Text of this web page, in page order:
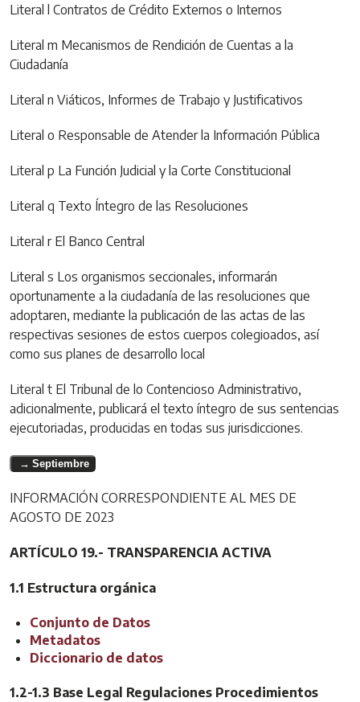
Literal l Contratos de Crédito Externos o Internos
Literal m Mecanismos de Rendición de Cuentas a la
Ciudadanía
Literal n Viáticos, Informes de Trabajo y Justificativos
Literal o Responsable de Atender la Información Pública
Literal p La Función Judicial y la Corte Constitucional
Literal q Texto Íntegro de las Resoluciones
Literal r El Banco Central
Literal s Los organismos seccionales, informarán
oportunamente a la ciudadanía de las resoluciones que
adoptaren, mediante la publicación de las actas de las
respectivas sesiones de estos cuerpos colegioados, así
como sus planes de desarrollo local
Literal t El Tribunal de lo Contencioso Administrativo,
adicionalmente, publicará el texto íntegro de sus sentencias
ejecutoriadas, producidas en todas sus jurisdicciones.
Septiembre
INFORMACIÓN CORRESPONDIENTE AL MES DE
AGOSTO DE 2023
ARTÍCULO 19.- TRANSPARENCIA ACTIVA
1.1 Estructura orgánica
Conjunto de Datos
Metadatos
Diccionario de datos
1.2-1.3 Base Legal Regulaciones Procedimientos